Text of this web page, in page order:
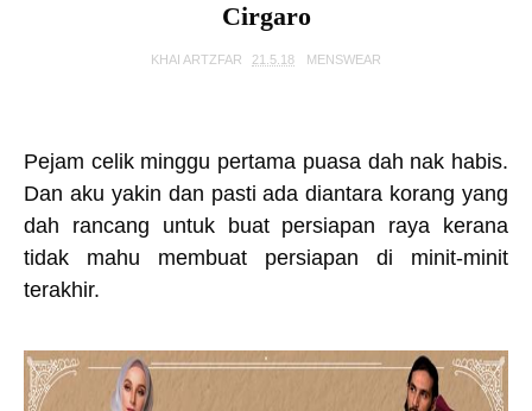
Cirgaro
KHAI ARTZFAR 21.5.18 MENSWEAR
Pejam celik minggu pertama puasa dah nak habis.
Dan aku yakin dan pasti ada diantara korang yang
dah rancang untuk buat persiapan raya kerana
tidak mahu membuat persiapan di minit-minit
terakhir.